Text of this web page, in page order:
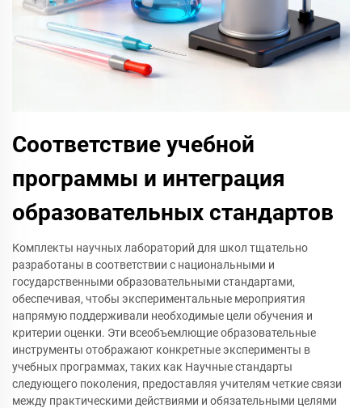
Соответствие учебной
программы и интеграция
образовательных стандартов
Комплекты научных лабораторий для школ тщательно
разработаны в соответствии с национальными и
государственными образовательными стандартами,
обеспечивая, чтобы экспериментальные мероприятия
напрямую поддерживали необходимые цели обучения и
критерии оценки. Эти всеобъемлющие образовательные
инструменты отображают конкретные эксперименты в
учебных программах, таких как Научные стандарты
следующего поколения, предоставляя учителям четкие связи
между практическими действиями и обязательными целями